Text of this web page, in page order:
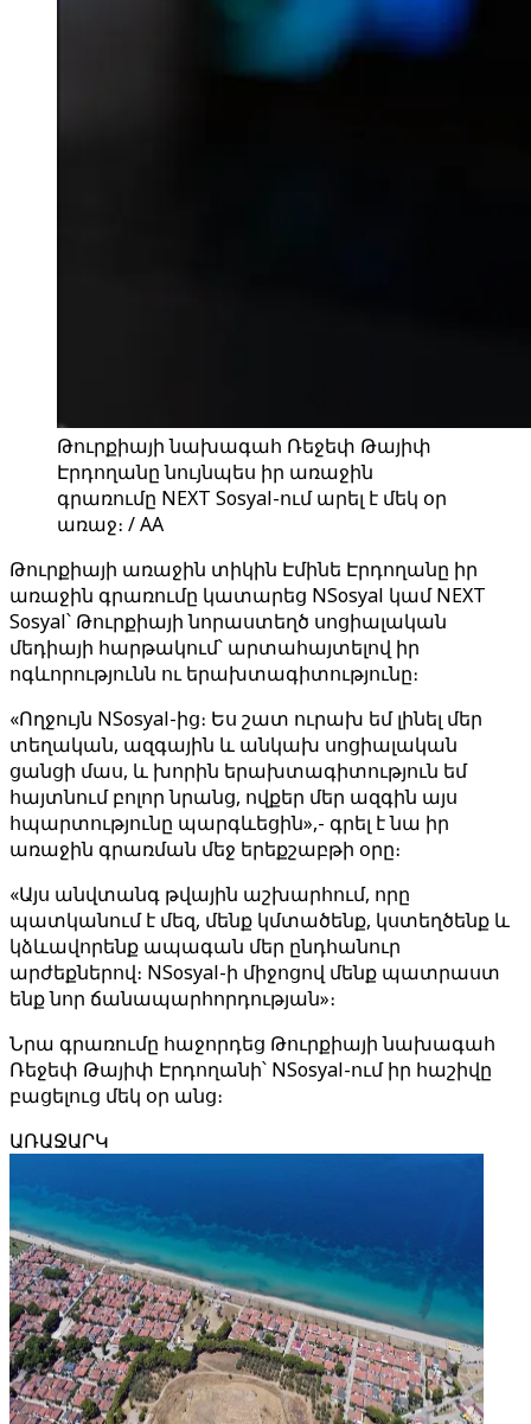
Թուրքիայի նախագահ Ռեջեփ Թայիփ
Էրդողանը նույնպես իր առաջին
գրառումը NEXT Sosyal-ում արել է մեկ օր
առաջ։ / AA
Թուրքիայի առաջին տիկին Էմինե Էրդողանը իր
առաջին գրառումը կատարեց NSosyal կամ NEXT
Sosyal՝ Թուրքիայի նորաստեղծ սոցիալական
մեդիայի հարթակում՝ արտահայտելով իր
ոգևորությունն ու երախտագիտությունը։
«Ողջույն NSosyal-ից։ Ես շատ ուրախ եմ լինել մեր
տեղական, ազգային և անկախ սոցիալական
ցանցի մաս, և խորին երախտագիտություն եմ
հայտնում բոլոր նրանց, ովքեր մեր ազգին այս
հպարտությունը պարգևեցին»,- գրել է նա իր
առաջին գրառման մեջ երեքշաբթի օրը։
«Այս անվտանգ թվային աշխարհում, որը
պատկանում է մեզ, մենք կմտածենք, կստեղծենք և
կձևավորենք ապագան մեր ընդհանուր
արժեքներով։ NSosyal-ի միջոցով մենք պատրաստ
ենք նոր ճանապարհորդության»։
Նրա գրառումը հաջորդեց Թուրքիայի նախագահ
Ռեջեփ Թայիփ Էրդողանի՝ NSosyal-ում իր հաշիվը
բացելուց մեկ օր անց։
ԱՌԱՋԱՐԿ